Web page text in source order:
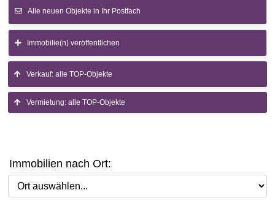
Alle neuen Objekte in Ihr Postfach
Immobilie(n) veröffentlichen
Verkauf: alle TOP-Objekte
Vermietung: alle TOP-Objekte
Immobilien nach Ort:
Ort auswählen